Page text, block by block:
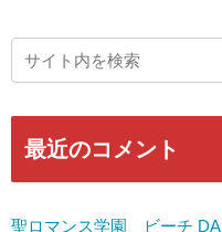
最近のコメント
聖ロマンス学園 ビーチ DA